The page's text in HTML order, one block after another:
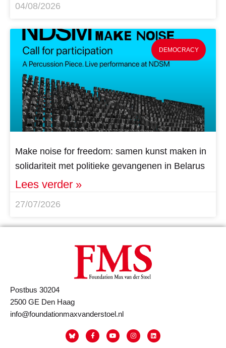
04/08/2026
DEMOCRACY
Make noise for freedom: samen kunst maken in
solidariteit met politieke gevangenen in Belarus
Lees verder »
27/07/2026
Postbus 30204
2500 GE Den Haag
info@foundationmaxvanderstoel.nl